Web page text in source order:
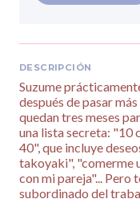
DESCRIPCIÓN
Suzume
después de pasar
quedan tres meses
una lista secreta: "10
40", que incluye
takoyaki", "comerme
con mi pareja"... Pero
subordinado del